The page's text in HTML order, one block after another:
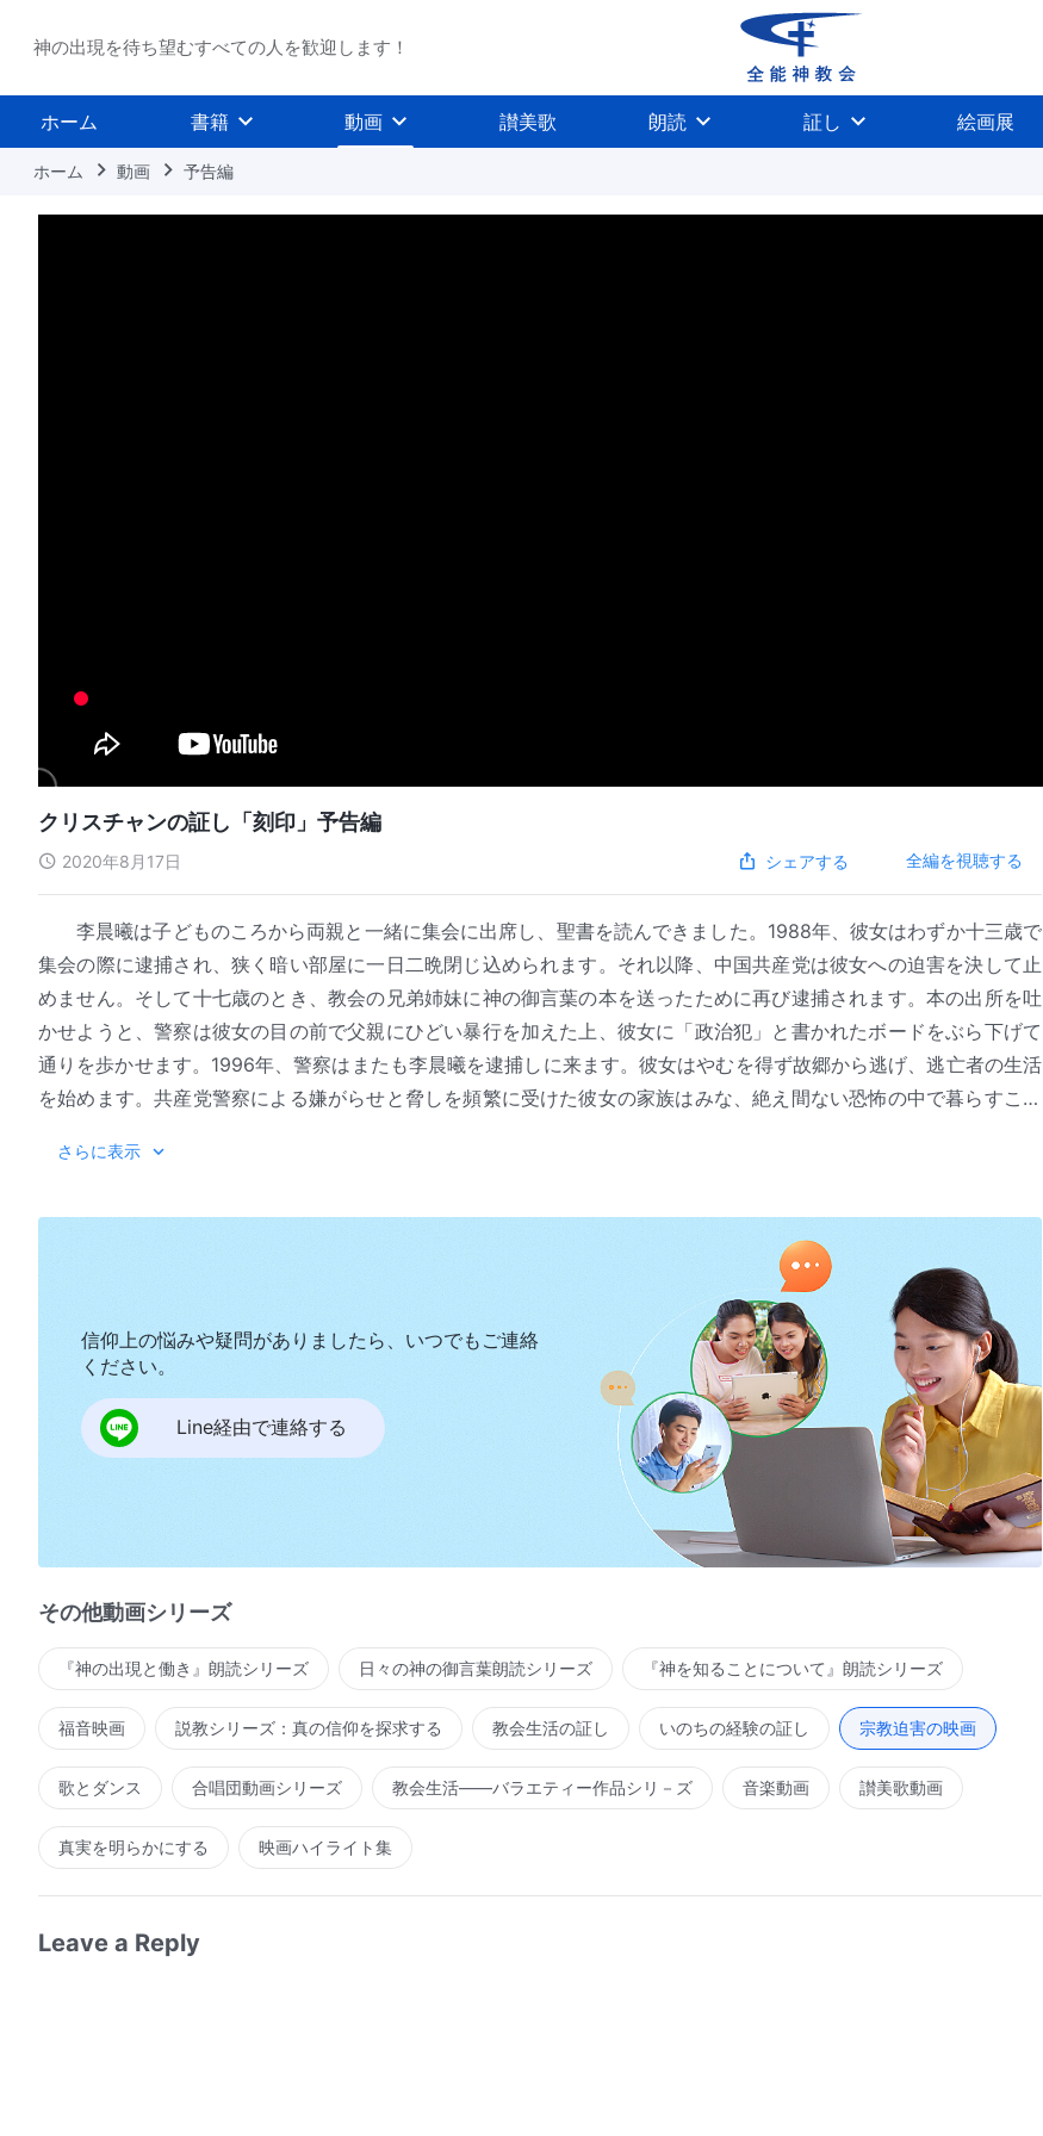
神の出現を待ち望むすべての人を歓迎します！
ホーム 書籍 動画 讃美歌 朗読 証し 絵画展
ホーム 動画 予告編
クリスチャンの証し「刻印」予告編
2020年8月17日 シェアする 全編を視聴する
李晨曦は子どものころから両親と一緒に集会に出席し、聖書を読んできました。1988年、彼女はわずか十三歳で
集会の際に逮捕され、狭く暗い部屋に一日二晩閉じ込められます。それ以降、中国共産党は彼女への迫害を決して止
めません。そして十七歳のとき、教会の兄弟姉妹に神の御言葉の本を送ったために再び逮捕されます。本の出所を吐
かせようと、警察は彼女の目の前で父親にひどい暴行を加えた上、彼女に「政治犯」と書かれたボードをぶら下げて
通りを歩かせます。1996年、警察はまたも李晨曦を逮捕しに来ます。彼女はやむを得ず故郷から逃げ、逃亡者の生活
を始めます。共産党警察による嫌がらせと脅しを頻繁に受けた彼女の家族はみな、絶え間ない恐怖の中で暮らすこと
親も、警察による残酷な暴行のせいでさらに体調が悪化します。かつて幸せだった家族はかくして引き裂かれます。
者もいれば、十年以上の懲役刑を宣告された者もいるのです。2012年末、李晨曦は福音を広めていた際に再び逮捕さ
れ、四ヵ月にわたる尋問、自白を引き出す試み、そして洗脳を経験するのです。
さらに表示
信仰上の悩みや疑問がありましたら、いつでもご連絡
ください。
Line経由で連絡する
その他動画シリーズ
『神の出現と働き』朗読シリーズ 日々の神の御言葉朗読シリーズ 『神を知ることについて』朗読シリーズ
福音映画 説教シリーズ：真の信仰を探求する 教会生活の証し いのちの経験の証し 宗教迫害の映画
歌とダンス 合唱団動画シリーズ 教会生活――バラエティー作品シリ－ズ 音楽動画 讃美歌動画
真実を明らかにする 映画ハイライト集
Leave a Reply